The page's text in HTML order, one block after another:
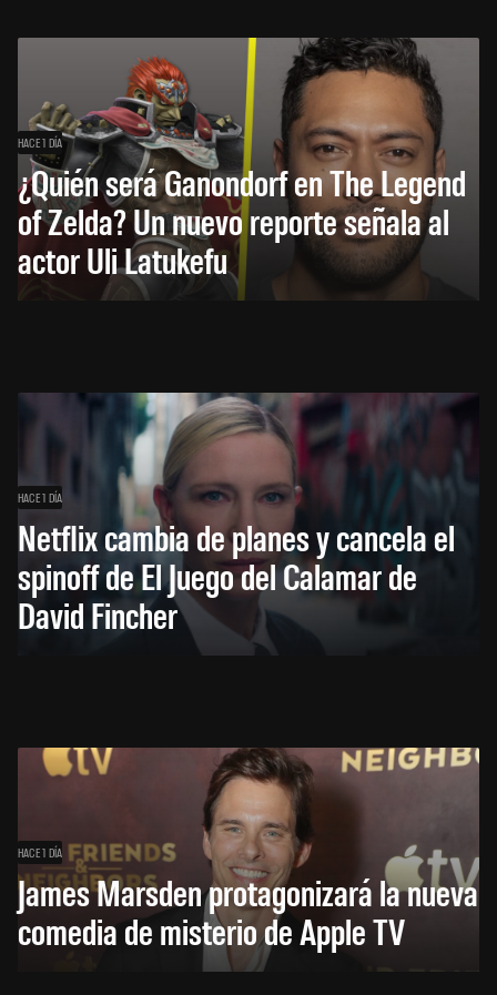
HACE 1 DÍA
¿Quién será Ganondorf en The Legend
of Zelda? Un nuevo reporte señala al
actor Uli Latukefu
HACE 1 DÍA
Netflix cambia de planes y cancela el
spinoff de El Juego del Calamar de
David Fincher
HACE 1 DÍA
James Marsden protagonizará la nueva
comedia de misterio de Apple TV